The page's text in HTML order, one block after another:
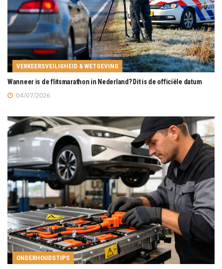
VERKEERSVEILIGHEID & WETGEVING
Wanneer is de flitsmarathon in Nederland? Dit is de officiële datum
04/07/2026
ONDERHOUDSTIPS